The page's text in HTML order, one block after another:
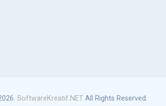
SoftwareKreatif.NETAll Rights Reserved.